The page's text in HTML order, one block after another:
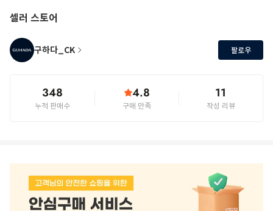
셀러 스토어
구하다_CK 팔로우
348
누적 판매수
4.8
구매 만족
11
작성 리뷰